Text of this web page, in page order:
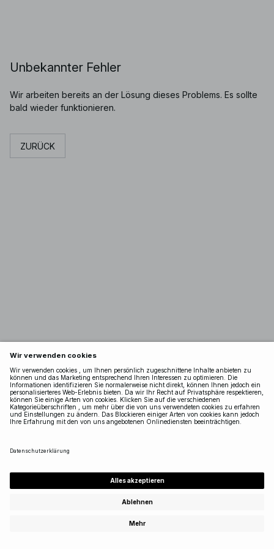
Unbekannter Fehler
Wir arbeiten bereits an der Lösung dieses Problems. Es sollte
bald wieder funktionieren.
ZURÜCK